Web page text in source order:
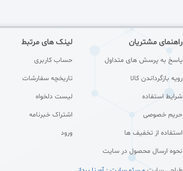
راهنمای مشتریان
پاسخ به پرسش های متداول
رویه بازگرداندن کالا
شرایط استفاده
حریم خصوصی
استفاده از تخفیف ها
نحوه ارسال محصول در سایت
لینک های مرتبط
حساب کاربری
تاریخچه سفارشات
لیست دلخواه
اشتراک خبرنامه
ورود